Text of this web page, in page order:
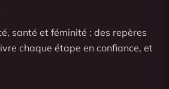
santé et féminité : des repères
chaque étape en confiance, et